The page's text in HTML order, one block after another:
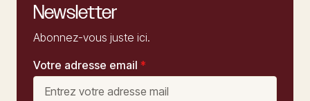
Newsletter
Abonnez-vous juste ici.
Votre adresse email *